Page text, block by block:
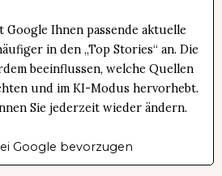
Ihnen passende aktuelle
in den „Top Stories“ an. Die
beeinflussen, welche Quellen
und im KI-Modus hervorhebt.
Sie jederzeit wieder ändern.
Google bevorzugen